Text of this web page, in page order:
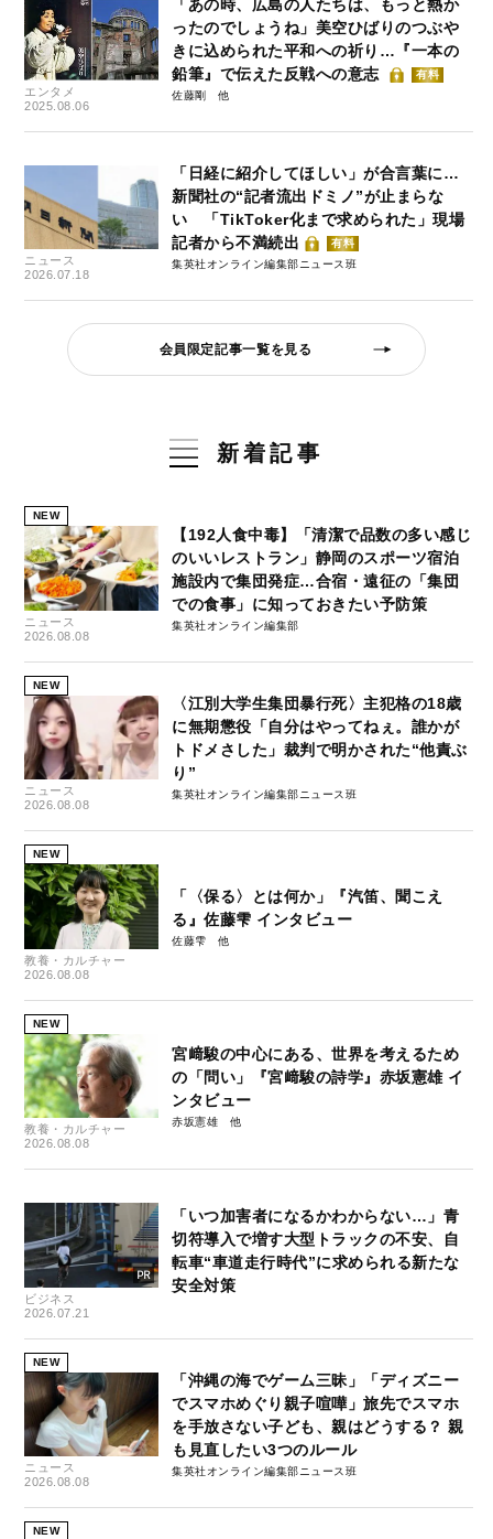
エンタメ
2025.08.06
「あの時、広島の人たちは、もっと熱か
ったのでしょうね」美空ひばりのつぶや
きに込められた平和への祈り…『一本の
鉛筆』で伝えた反戦への意志
有料
佐藤剛
ニュース
2026.07.18
「日経に紹介してほしい」が合言葉に…
新聞社の“記者流出ドミノ”が止まらな
い 「TikToker化まで求められた」現場
記者から不満続出
有料
集英社オンライン編集部ニュース班
会員限定記事一覧を見る
新着記事
NEW
ニュース
2026.08.08
【192人食中毒】「清潔で品数の多い感じ
のいいレストラン」静岡のスポーツ宿泊
施設内で集団発症…合宿・遠征の「集団
での食事」に知っておきたい予防策
集英社オンライン編集部
NEW
ニュース
2026.08.08
〈江別大学生集団暴行死〉主犯格の18歳
に無期懲役「自分はやってねぇ。誰かが
トドメさした」裁判で明かされた“他責ぶ
り”
集英社オンライン編集部ニュース班
NEW
教養・カルチャー
2026.08.08
「〈保る〉とは何か」『汽笛、聞こえ
る』佐藤雫 インタビュー
佐藤雫
NEW
教養・カルチャー
2026.08.08
宮﨑駿の中心にある、世界を考えるため
の「問い」『宮﨑駿の詩学』赤坂憲雄 イ
ンタビュー
赤坂憲雄
ビジネス
2026.07.21
「いつ加害者になるかわからない…」青
切符導入で増す大型トラックの不安、自
転車“車道走行時代”に求められる新たな
安全対策
NEW
ニュース
2026.08.08
「沖縄の海でゲーム三昧」「ディズニー
でスマホめぐり親子喧嘩」旅先でスマホ
を手放さない子ども、親はどうする？ 親
も見直したい3つのルール
集英社オンライン編集部ニュース班
NEW